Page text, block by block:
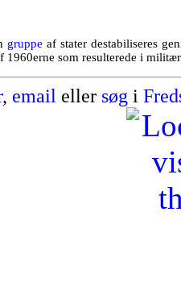
gruppe af stater destabiliseres
1960erne som resulterede i
, email eller søg i